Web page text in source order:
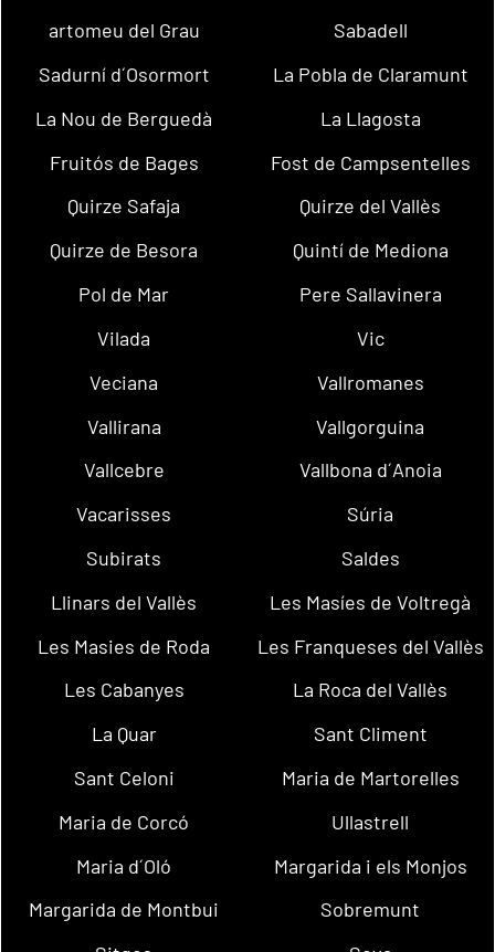
artomeu del Grau
Sabadell
Sadurní d´Osormort
La Pobla de Claramunt
La Nou de Berguedà
La Llagosta
Fruitós de Bages
Fost de Campsentelles
Quirze Safaja
Quirze del Vallès
Quirze de Besora
Quintí de Mediona
Pol de Mar
Pere Sallavinera
Vilada
Vic
Veciana
Vallromanes
Vallirana
Vallgorguina
Vallcebre
Vallbona d´Anoia
Vacarisses
Súria
Subirats
Saldes
Llinars del Vallès
Les Masíes de Voltregà
Les Masies de Roda
Les Franqueses del Vallès
Les Cabanyes
La Roca del Vallès
La Quar
Sant Climent
Sant Celoni
Maria de Martorelles
Maria de Corcó
Ullastrell
Maria d´Oló
Margarida i els Monjos
Margarida de Montbui
Sobremunt